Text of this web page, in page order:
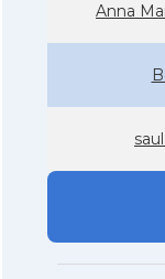
Anna